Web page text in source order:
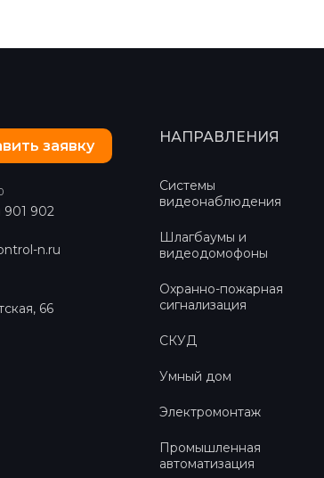
заявку
901 902
n.ru
66
НАПРАВЛЕНИЯ
Системы
видеонаблюдения
Шлагбаумы и
видеодомофоны
Охранно-пожарная
сигнализация
СКУД
Умный дом
Электромонтаж
Промышленная
автоматизация